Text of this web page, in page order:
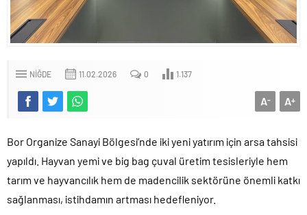
NIĞDE 11.02.2026 0 1.137
A+
A-
Bor Organize Sanayi Bölgesi’nde iki yeni yatırım için arsa tahsisi
yapıldı. Hayvan yemi ve big bag çuval üretim tesisleriyle hem
tarım ve hayvancılık hem de madencilik sektörüne önemli katkı
sağlanması, istihdamın artması hedefleniyor.